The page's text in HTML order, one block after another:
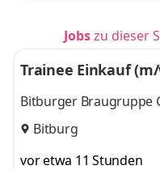
Jobszu dieser
Trainee Einkauf
Bitburger Braugruppe
Bitburg
vor etwa 11 Stunden